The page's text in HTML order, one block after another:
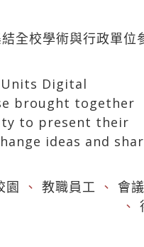
全校學術與行政單位
Digital
brought together
to present their
ideas and
園 、 教職員工 、 會議
、